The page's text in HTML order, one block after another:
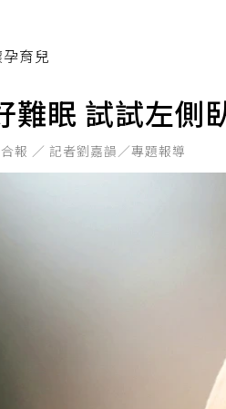
孕育兒
難眠 試試左側
報 ／ 記者劉嘉韻／專題報導